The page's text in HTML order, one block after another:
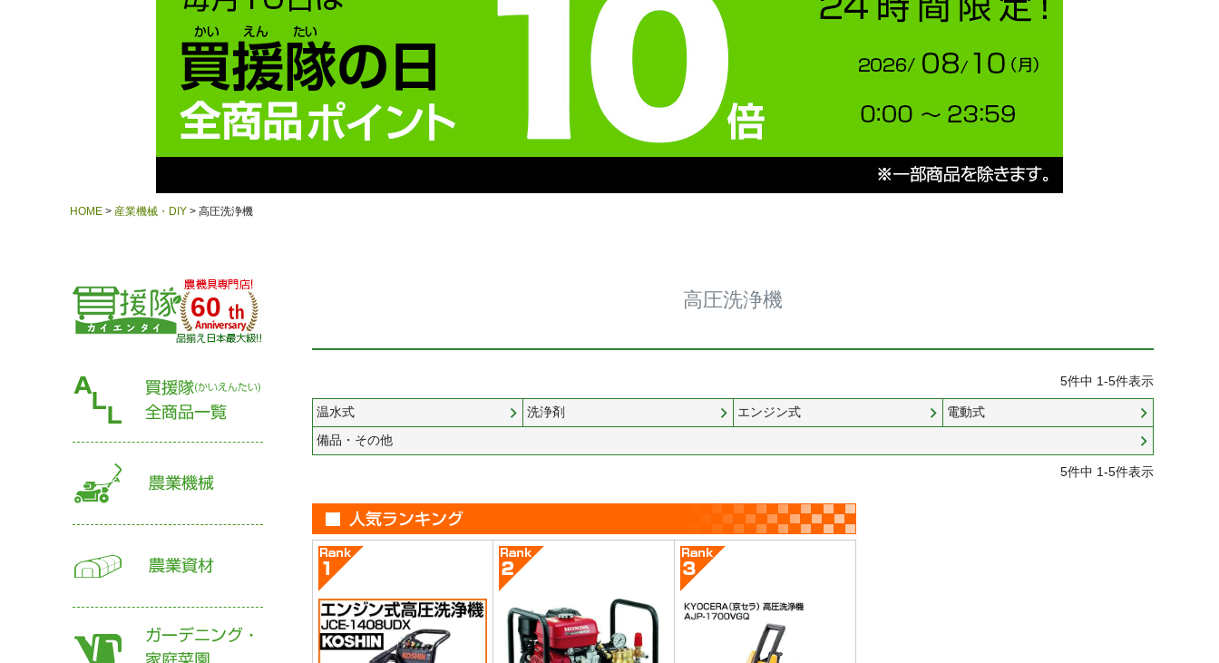
HOME 産業機械・DIY 高圧洗浄機
60 高圧洗浄機
5件中 1-5件表示
温水式 洗浄剤 エンジン式
電動式
備品・その他
5件中 1-5件表示